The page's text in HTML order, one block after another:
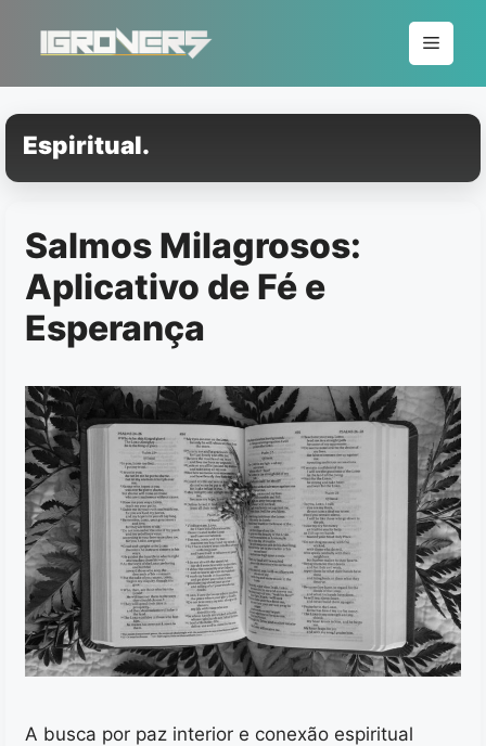
conteúdo
Menu
Espiritual.
Salmos Milagrosos:
Aplicativo de Fé e
Esperança
A busca por paz interior e conexão espiritual